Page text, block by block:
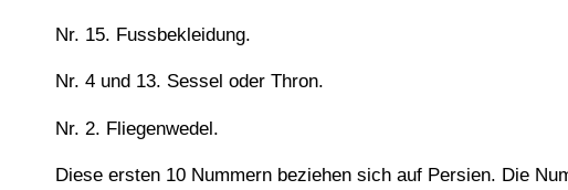
Nr. 15. Fussbekleidung.
Nr. 4 und 13. Sessel oder Thron.
Nr. 2. Fliegenwedel.
Diese ersten 10 Nummern beziehen sich auf Persien. Die